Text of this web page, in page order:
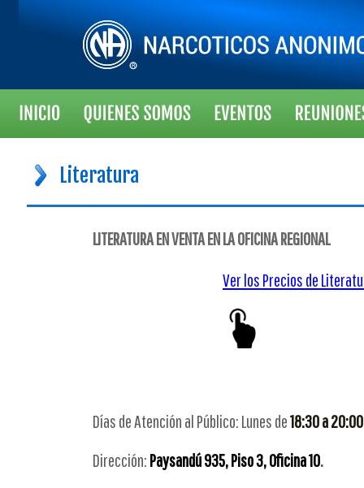
Literatura
LITERATURA EN VENTA EN LA OFICINA REGIONAL
Ver los Precios de
Días de Atención al Público: Lunes de18:30 a
Dirección: Paysandú 935, Piso 3, Oficina 10.